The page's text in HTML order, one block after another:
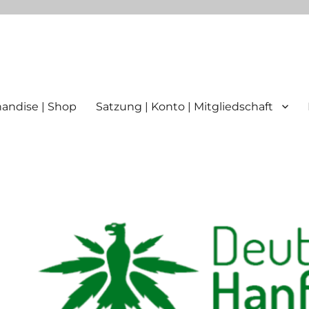
| Shop Satzung | Konto | Mitgliedschaft